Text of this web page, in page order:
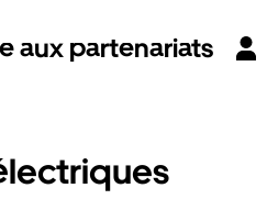
aux partenariats